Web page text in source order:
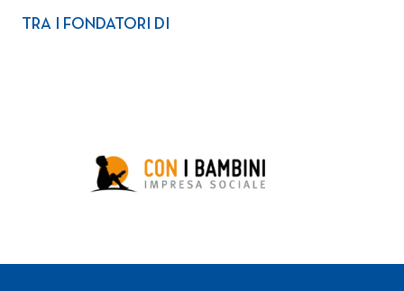
TRA I FONDATORI DI